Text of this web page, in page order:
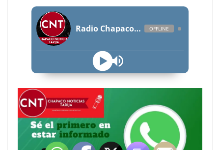
Radio Chapaco Noticias Las 24 horas en vivo OFFLINE